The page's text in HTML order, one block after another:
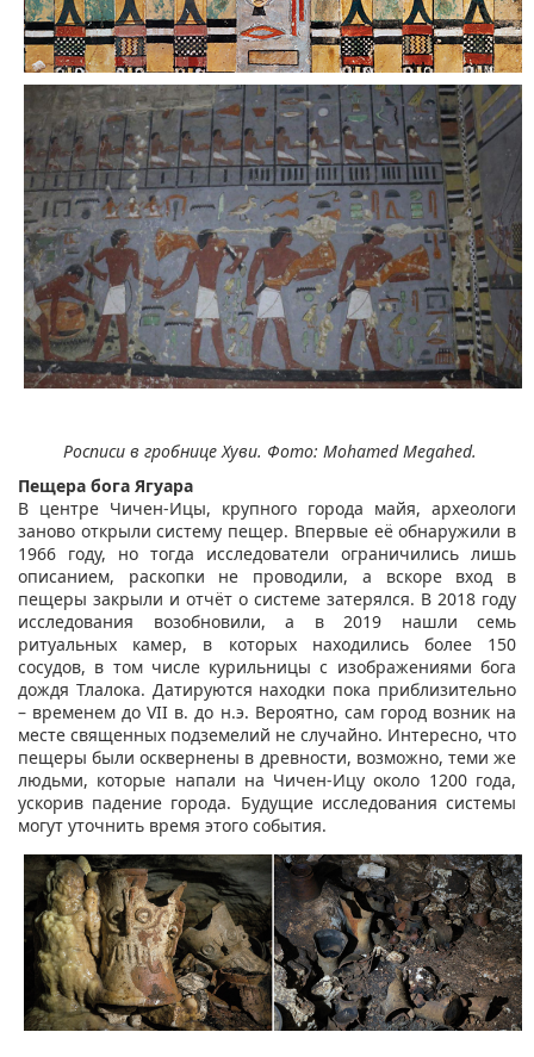
Росписи в гробнице Хуви. Фото: Mohamed Megahed.
Пещера бога Ягуара
В центре Чичен-Ицы, крупного города майя, археологи
заново открыли систему пещер. Впервые её обнаружили в
1966 году, но тогда исследователи ограничились лишь
описанием, раскопки не проводили, а вскоре вход в
пещеры закрыли и отчёт о системе затерялся. В 2018 году
исследования возобновили, а в 2019 нашли семь
ритуальных камер, в которых находились более 150
сосудов, в том числе курильницы с изображениями бога
дождя Тлалока. Датируются находки пока приблизительно
– временем до VII в. до н.э. Вероятно, сам город возник на
месте священных подземелий не случайно. Интересно, что
пещеры были осквернены в древности, возможно, теми же
людьми, которые напали на Чичен-Ицу около 1200 года,
ускорив падение города. Будущие исследования системы
могут уточнить время этого события.